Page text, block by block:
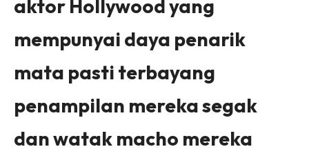
aktor Hollywood yang
mempunyai daya penarik
mata pasti terbayang
penampilan mereka segak
dan watak macho mereka